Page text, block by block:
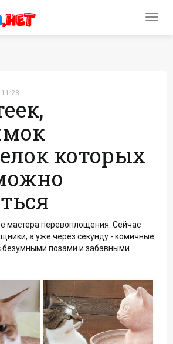
которых
мастера перевоплощения. Сейчас
а уже через секунду - комичные
безумными позами и забавными